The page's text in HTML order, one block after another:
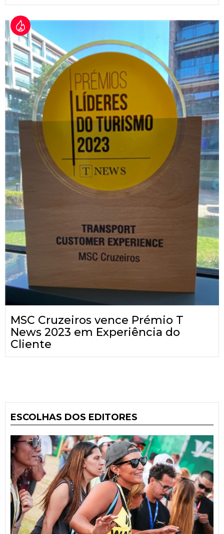
MSC Cruzeiros vence Prémio T
News 2023 em Experiência do
Cliente
ESCOLHAS DOS EDITORES